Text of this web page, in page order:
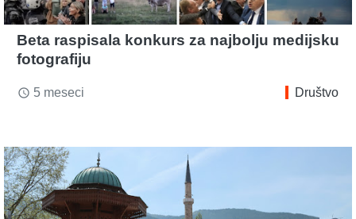
Beta raspisala konkurs za najbolju medijsku
fotografiju
access_time 5 meseci Društvo